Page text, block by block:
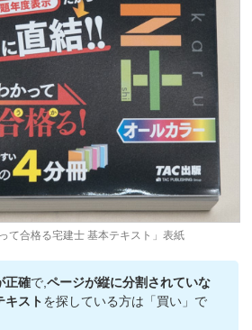
て合格る宅建士 基本テキスト」表紙
正確で,ページが縦に分割されていな
キストを探している方は「買い」で